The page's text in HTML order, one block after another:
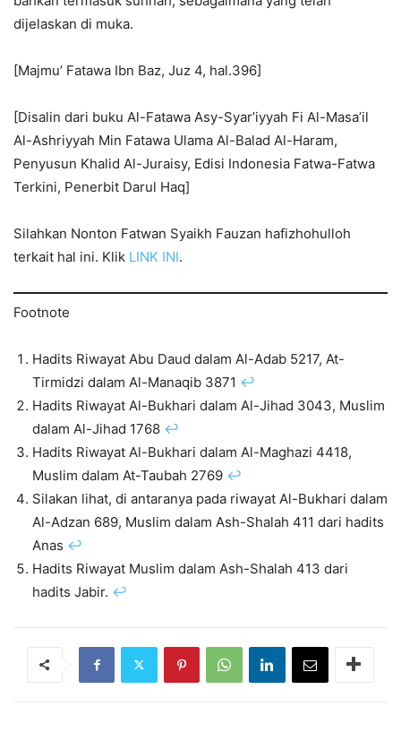
dijelaskan di muka.
[Majmu’ Fatawa Ibn Baz, Juz 4, hal.396]
[Disalin dari buku Al-Fatawa Asy-Syar’iyyah Fi Al-Masa’il
Al-Ashriyyah Min Fatawa Ulama Al-Balad Al-Haram,
Penyusun Khalid Al-Juraisy, Edisi Indonesia Fatwa-Fatwa
Terkini, Penerbit Darul Haq]
Silahkan Nonton Fatwan Syaikh Fauzan hafizhohulloh
terkait hal ini. Klik LINK INI.
Footnote
Hadits Riwayat Abu Daud dalam Al-Adab 5217, At-
Tirmidzi dalam Al-Manaqib 3871 ↩︎
Hadits Riwayat Al-Bukhari dalam Al-Jihad 3043, Muslim
dalam Al-Jihad 1768 ↩︎
Hadits Riwayat Al-Bukhari dalam Al-Maghazi 4418,
Muslim dalam At-Taubah 2769 ↩︎
Silakan lihat, di antaranya pada riwayat Al-Bukhari dalam
Al-Adzan 689, Muslim dalam Ash-Shalah 411 dari hadits
Anas ↩︎
Hadits Riwayat Muslim dalam Ash-Shalah 413 dari
hadits Jabir. ↩︎